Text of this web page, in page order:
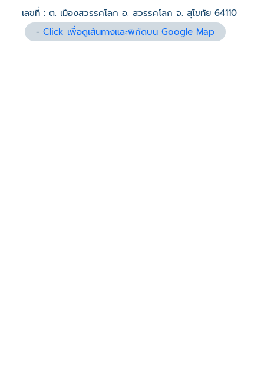
เลขที่ : ต. เมืองสวรรคโลก อ. สวรรคโลก จ. สุโขทัย 64110
-Click เพื่อดูเส้นทางและพิกัดบน Google Map